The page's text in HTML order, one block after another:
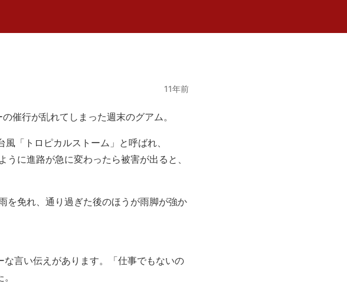
11年前
催行が乱れてしまった週末のグアム。
「トロピカルストーム」と呼ばれ、
に進路が急に変わったら被害が出ると、
を免れ、通り過ぎた後のほうが雨脚が強か
言い伝えがあります。「仕事でもないの